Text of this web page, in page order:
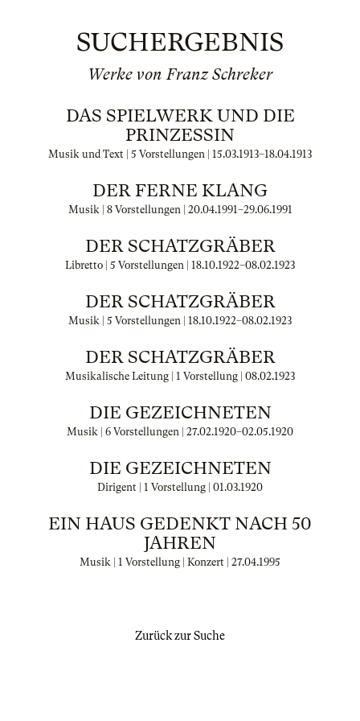
SUCHERGEBNIS
Werke von Franz Schreker
DAS SPIELWERK UND DIE
PRINZESSIN
Musik und Text | 5 Vorstellungen | 15.03.1913–18.04.1913
DER FERNE KLANG
Musik | 8 Vorstellungen | 20.04.1991–29.06.1991
DER SCHATZGRÄBER
Libretto | 5 Vorstellungen | 18.10.1922–08.02.1923
DER SCHATZGRÄBER
Musik | 5 Vorstellungen | 18.10.1922–08.02.1923
DER SCHATZGRÄBER
Musikalische Leitung | 1 Vorstellung | 08.02.1923
DIE GEZEICHNETEN
Musik | 6 Vorstellungen | 27.02.1920–02.05.1920
DIE GEZEICHNETEN
Dirigent | 1 Vorstellung | 01.03.1920
EIN HAUS GEDENKT NACH 50
JAHREN
Musik | 1 Vorstellung | Konzert | 27.04.1995
Zurück zur Suche